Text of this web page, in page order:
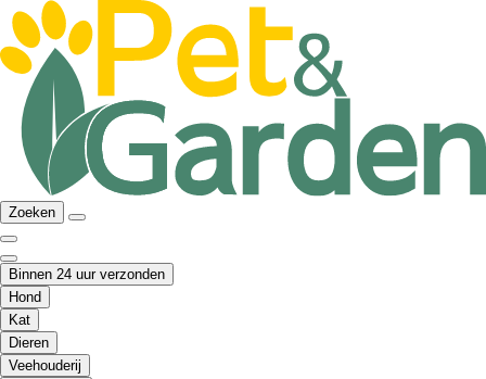
Zoeken
Binnen 24 uur verzonden
Hond
Kat
Dieren
Veehouderij